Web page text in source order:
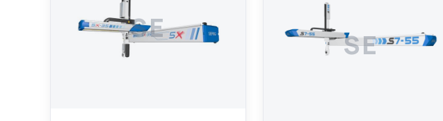
SE
SE